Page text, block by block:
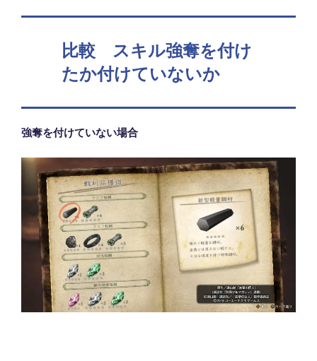
比較 スキル強奪を付け
たか付けていないか
強奪を付けていない場合